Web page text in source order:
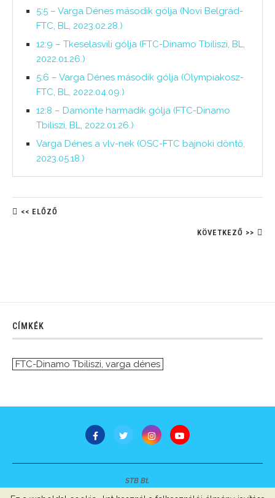
5:5 – Varga Dénes második gólja (Novi Belgrád-
FTC, BL, 2023.02.28.)
12:9 – Tkeselasvili gólja (FTC-Dinamo Tbiliszi, BL,
2022.01.26.)
5:6 – Varga Dénes második gólja (Olympiakosz-
FTC, BL, 2022.04.09.)
12:8 – Damonte harmadik gólja (FTC-Dinamo
Tbiliszi, BL, 2022.01.26.)
Varga Dénes a vlv-nek (OSC-FTC bajnoki döntő,
2023.05.18.)
<< ELŐZŐ
KÖVETKEZŐ >>
CÍMKÉK
FTC-Dinamo Tbiliszi, varga dénes
STB Bt.